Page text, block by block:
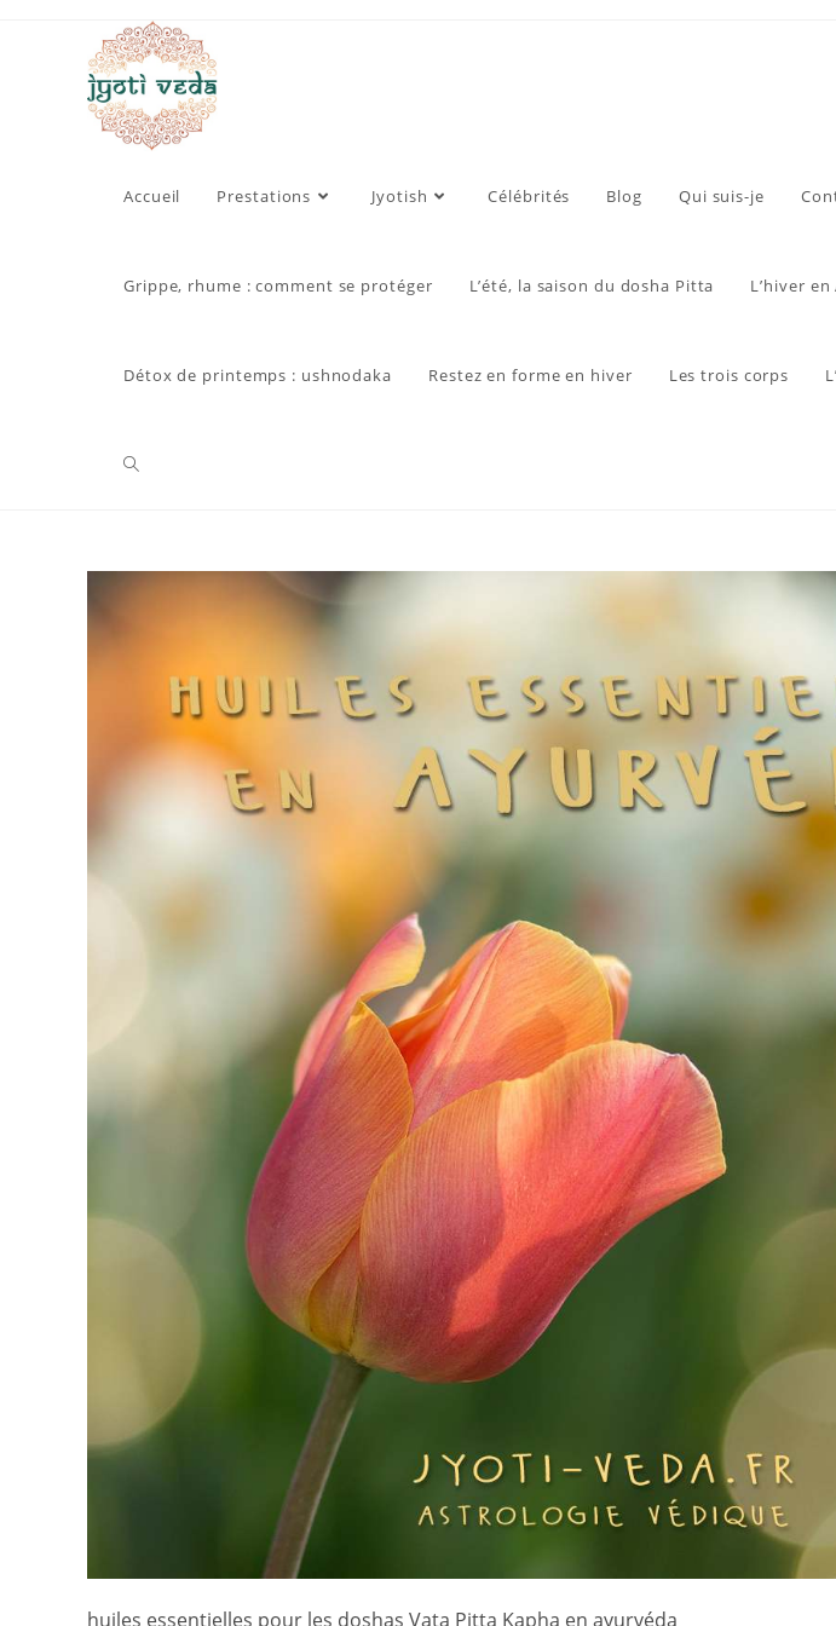
Accueil Prestations Jyotish Célébrités Blog Qui suis-je
Grippe, rhume : comment se protéger L’été, la saison du dosha Pitta L’hiver
Détox de printemps : ushnodaka Restez en forme en hiver Les trois corps
huiles essentielles pour les doshas Vata Pitta Kapha en ayurvéda